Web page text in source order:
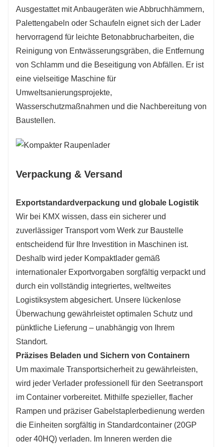
Ausgestattet mit Anbaugeräten wie Abbruchhämmern,
Palettengabeln oder Schaufeln eignet sich der Lader
hervorragend für leichte Betonabbrucharbeiten, die
Reinigung von Entwässerungsgräben, die Entfernung
von Schlamm und die Beseitigung von Abfällen. Er ist
eine vielseitige Maschine für
Umweltsanierungsprojekte,
Wasserschutzmaßnahmen und die Nachbereitung von
Baustellen.
Verpackung & Versand
Exportstandardverpackung und globale Logistik
Wir bei KMX wissen, dass ein sicherer und
zuverlässiger Transport vom Werk zur Baustelle
entscheidend für Ihre Investition in Maschinen ist.
Deshalb wird jeder Kompaktlader gemäß
internationaler Exportvorgaben sorgfältig verpackt und
durch ein vollständig integriertes, weltweites
Logistiksystem abgesichert. Unsere lückenlose
Überwachung gewährleistet optimalen Schutz und
pünktliche Lieferung – unabhängig von Ihrem
Standort.
Präzises Beladen und Sichern von Containern
Um maximale Transportsicherheit zu gewährleisten,
wird jeder Verlader professionell für den Seetransport
im Container vorbereitet. Mithilfe spezieller, flacher
Rampen und präziser Gabelstaplerbedienung werden
die Einheiten sorgfältig in Standardcontainer (20GP
oder 40HQ) verladen. Im Inneren werden die